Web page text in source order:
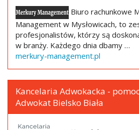
Biuro rachunkowe
Management w Mysłowicach, to
profesjonalistów, którzy są
w branży. Każdego dnia dbamy …
merkury-management.pl
Kancelaria Adwokacka -
Adwokat Bielsko Biała